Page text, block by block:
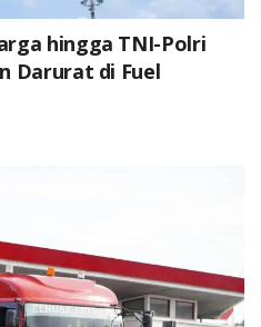
hingga TNI-Polri
Darurat di Fuel